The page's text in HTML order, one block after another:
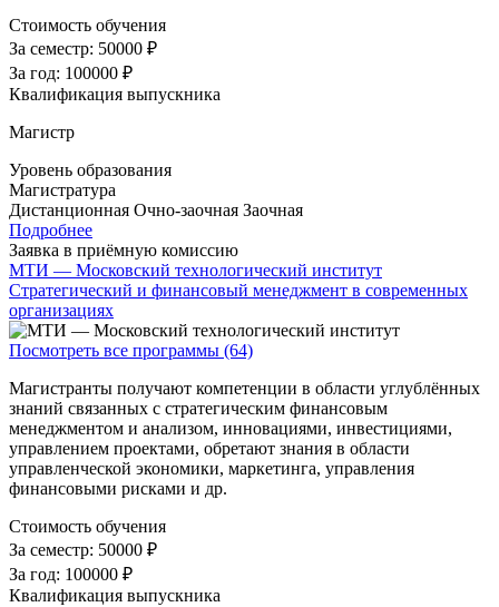
Стоимость обучения
За семестр: 50000 ₽
За год: 100000 ₽
Квалификация выпускника
Магистр
Уровень образования
Магистратура
Дистанционная Очно-заочная Заочная
Подробнее
Заявка в приёмную комиссию
МТИ — Московский технологический институт
Стратегический и финансовый менеджмент в современных
организациях
Посмотреть все программы (64)
Магистранты получают компетенции в области углублённых
знаний связанных с стратегическим финансовым
менеджментом и анализом, инновациями, инвестициями,
управлением проектами, обретают знания в области
управленческой экономики, маркетинга, управления
финансовыми рисками и др.
Стоимость обучения
За семестр: 50000 ₽
За год: 100000 ₽
Квалификация выпускника